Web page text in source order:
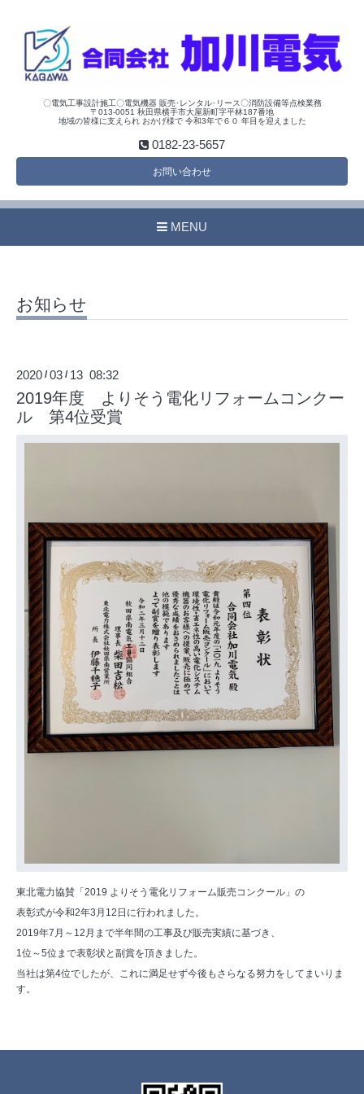
〇電気工事設計施工〇電気機器 販売･レンタル･リース〇消防設備等点検業務
〒013-0051 秋田県横手市大屋新町字平林187番地
地域の皆様に支えられ おかげ様で 令和3年で６０ 年目を迎えました
0182-23-5657
お問い合わせ
MENU
お知らせ
2020 /03 / 13 08:32
2019年度 よりそう電化リフォームコンクー
ル 第4位受賞
東北電力協賛「2019 よりそう電化リフォーム販売コンクール」の
表彰式が令和2年3月12日に行われました。
2019年7月～12月まで半年間の工事及び販売実績に基づき、
1位～5位まで表彰状と副賞を頂きました。
当社は第4位でしたが、これに満足せず今後もさらなる努力をしてまいりま
す。